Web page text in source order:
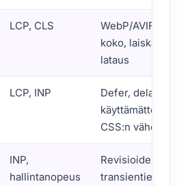
LCP, CLS
WebP/AVIF,
koko, laiska
lataus
LCP, INP
Defer, delay,
käyttämättömän
CSS:n
INP,
hallintanopeus
Revisioiden,
transientien ja